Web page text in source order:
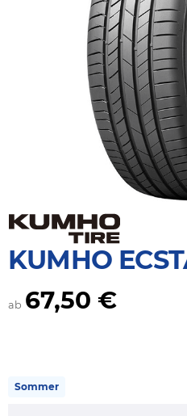
KUMHO
ab 67,50 €
Sommer